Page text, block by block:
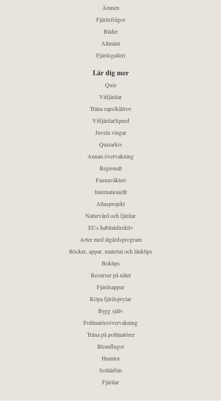
Ämnen
Fjärilsfrågor
Bilder
Allmänt
Fjärilsgalleri
Lär dig mer
Quiz
Vitfjärilar
Träna raps/kål/rov
VitfjärilarSpeed
Juvela vingar
Quizarkiv
Annan övervakning
Regionalt
Faunaväkteri
Internationellt
Atlasprojekt
Naturvård och fjärilar
EUs habitatdirektiv
Arter med åtgärdsprogram
Böcker, appar, material och länktips
Boktips
Resurser på nätet
Fjärilsappar
Köpa fjärilsprylar
Bygg själv
Pollinatörsövervakning
Träna på pollinatörer
Blomflugor
Humlor
Solitärbin
Fjärilar